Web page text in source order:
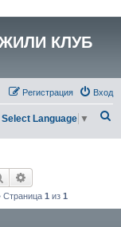
КЛУБ
Вход
Регистрация
Select Language ▼
Поиск
Страница 1 из 1